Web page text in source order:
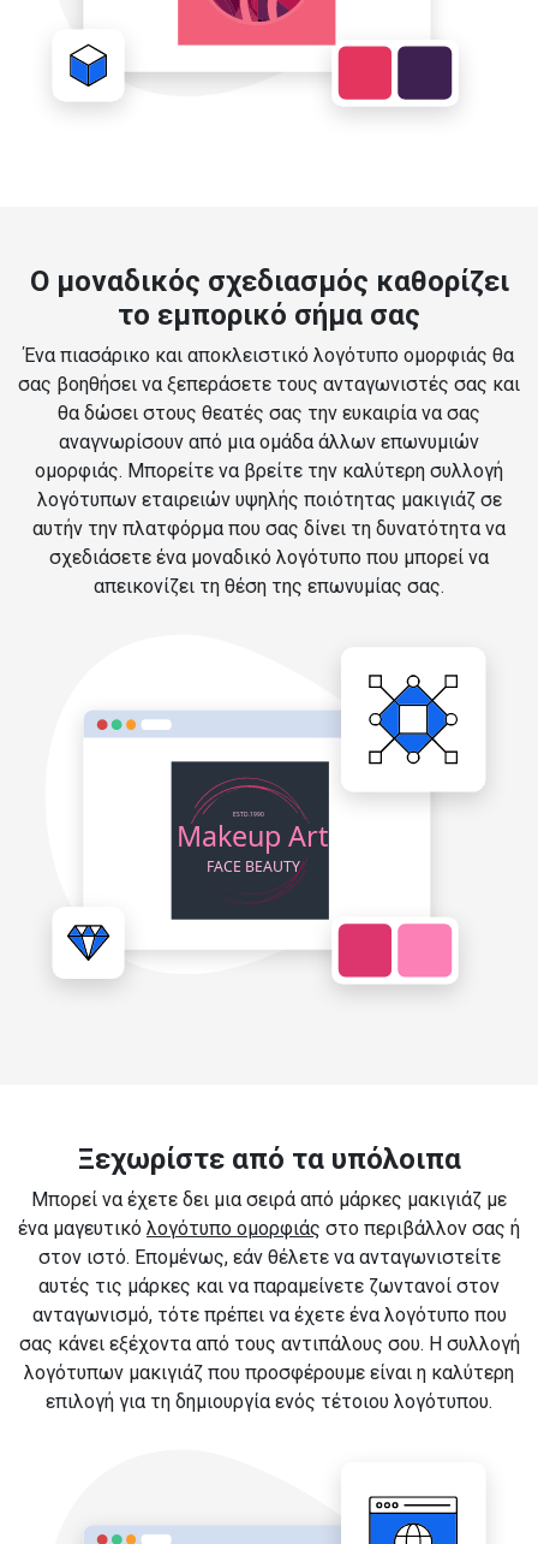
Ο μοναδικός σχεδιασμός καθορίζει
το εμπορικό σήμα σας
Ένα πιασάρικο και αποκλειστικό λογότυπο ομορφιάς θα
σας βοηθήσει να ξεπεράσετε τους ανταγωνιστές σας και
θα δώσει στους θεατές σας την ευκαιρία να σας
αναγνωρίσουν από μια ομάδα άλλων επωνυμιών
ομορφιάς. Μπορείτε να βρείτε την καλύτερη συλλογή
λογότυπων εταιρειών υψηλής ποιότητας μακιγιάζ σε
αυτήν την πλατφόρμα που σας δίνει τη δυνατότητα να
σχεδιάσετε ένα μοναδικό λογότυπο που μπορεί να
απεικονίζει τη θέση της επωνυμίας σας.
Ξεχωρίστε από τα υπόλοιπα
Μπορεί να έχετε δει μια σειρά από μάρκες μακιγιάζ με
ένα μαγευτικό λογότυπο ομορφιάς στο περιβάλλον σας ή
στον ιστό. Επομένως, εάν θέλετε να ανταγωνιστείτε
αυτές τις μάρκες και να παραμείνετε ζωντανοί στον
ανταγωνισμό, τότε πρέπει να έχετε ένα λογότυπο που
σας κάνει εξέχοντα από τους αντιπάλους σου. Η συλλογή
λογότυπων μακιγιάζ που προσφέρουμε είναι η καλύτερη
επιλογή για τη δημιουργία ενός τέτοιου λογότυπου.